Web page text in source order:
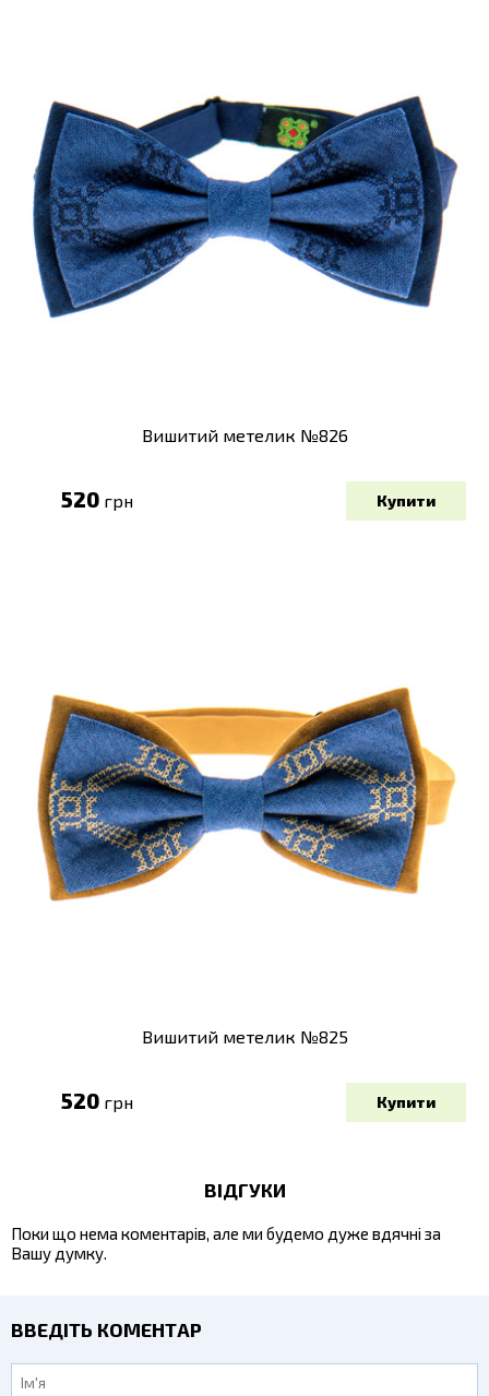
Вишитий метелик №826
520 грн
Вишитий метелик №825
520 грн
ВІДГУКИ
Поки що нема коментарів, але ми будемо дуже вдячні за
Вашу думку.
ВВЕДІТЬ КОМЕНТАР